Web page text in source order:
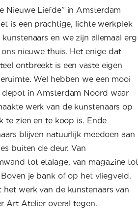
Nieuwe Liefde” in Amsterdam
is een prachtige, lichte werkplek
en we zijn allemaal erg
nieuwe thuis. Het enige dat
ontbreekt is een vaste eigen
Wel hebben we een mooi
depot in Amsterdam Noord waar
werk van de kunstenaars op
te zien en te koop is. Ende
blijven natuurlijk meedoen aan
buiten de deur. Van
tot etalage, van magazine tot
je bank of op het vliegveld.
het werk van de kunstenaars van
Art Atelier overal tegen.